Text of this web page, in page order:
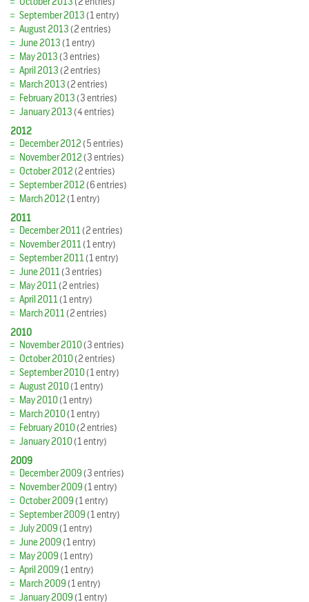
September 2013(1 entry)
August 2013(2 entries)
June 2013(1 entry)
May 2013(3 entries)
April 2013(2 entries)
March 2013(2 entries)
February 2013(3 entries)
January 2013(4 entries)
2012
December 2012(5 entries)
November 2012(3 entries)
October 2012(2 entries)
September 2012(6 entries)
March 2012(1 entry)
2011
December 2011(2 entries)
November 2011(1 entry)
September 2011(1 entry)
June 2011(3 entries)
May 2011(2 entries)
April 2011(1 entry)
March 2011(2 entries)
2010
November 2010(3 entries)
October 2010(2 entries)
September 2010(1 entry)
August 2010(1 entry)
May 2010(1 entry)
March 2010(1 entry)
February 2010(2 entries)
January 2010(1 entry)
2009
December 2009(3 entries)
November 2009(1 entry)
October 2009(1 entry)
September 2009(1 entry)
July 2009(1 entry)
June 2009(1 entry)
May 2009(1 entry)
April 2009(1 entry)
March 2009(1 entry)
January 2009(1 entry)